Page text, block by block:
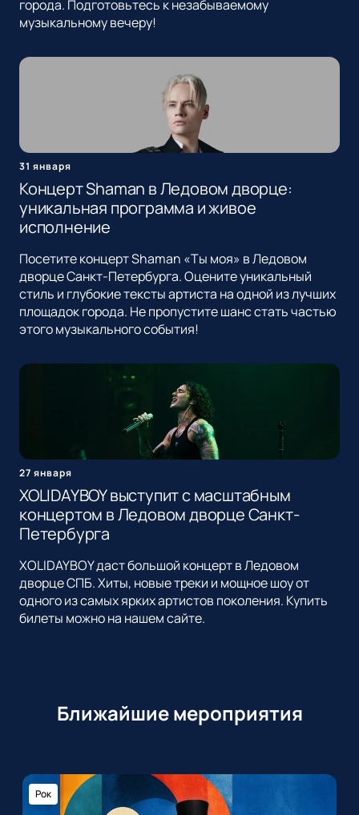
города. Подготовьтесь к незабываемому
музыкальному вечеру!
31 января
Концерт Shaman в Ледовом дворце:
уникальная программа и живое
исполнение
Посетите концерт Shaman «Ты моя» в Ледовом
дворце Санкт-Петербурга. Оцените уникальный
стиль и глубокие тексты артиста на одной из лучших
площадок города. Не пропустите шанс стать частью
этого музыкального события!
27 января
XOLIDAYBOY выступит с масштабным
концертом в Ледовом дворце Санкт-
Петербурга
XOLIDAYBOY даст большой концерт в Ледовом
дворце СПБ. Хиты, новые треки и мощное шоу от
одного из самых ярких артистов поколения. Купить
билеты можно на нашем сайте.
Ближайшие мероприятия
Рок